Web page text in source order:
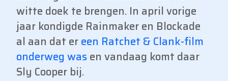
witte doek te brengen. In april vorige
jaar kondigde Rainmaker en Blockade
al aan dat ereen Ratchet & Clank-film
onderweg wasen vandaag komt daar
Sly Cooper bij.